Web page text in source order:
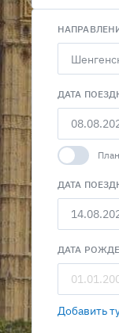
ДАТА
ДАТА
ДАТА
Добавить